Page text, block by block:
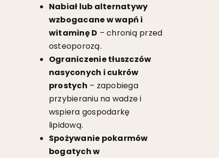
Nabiał lub alternatywy
wzbogacane w wapń i
witaminę D – chronią przed
osteoporozą.
Ograniczenie tłuszczów
nasyconych i cukrów
prostych – zapobiega
przybieraniu na wadze i
wspiera gospodarkę
lipidową.
Spożywanie pokarmów
bogatych w